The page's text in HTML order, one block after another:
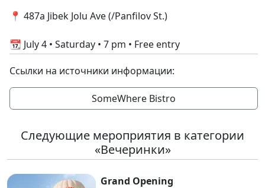
📍 487a Jibek Jolu Ave (/Panfilov St.)
📆 July 4 • Saturday • 7 pm • Free entry
Ссылки на источники информации:
SomeWhere Bistro
Следующие мероприятия в категории
«Вечеринки»
Grand Opening